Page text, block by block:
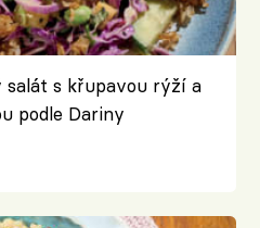
salát s křupavou rýží a
podle Dariny